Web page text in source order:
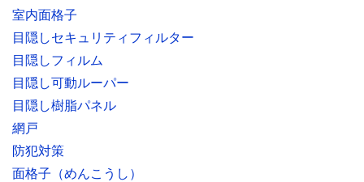
室内面格子
目隠しセキュリティフィルター
目隠しフィルム
目隠し可動ルーパー
目隠し樹脂パネル
網戸
防犯対策
面格子（めんこうし）